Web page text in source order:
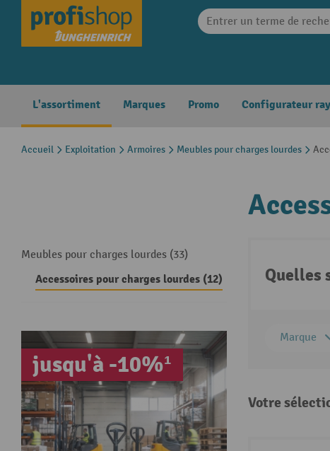
Skip to main navigation
L'assortiment Marques Promo Configurateur
Accueil Exploitation Armoires Meubles pour charges lourdes
Meubles pour charges lourdes (33)
Accessoires pour charges lourdes (12)
jusqu'à -10%¹
Quelles
Marque
Votre